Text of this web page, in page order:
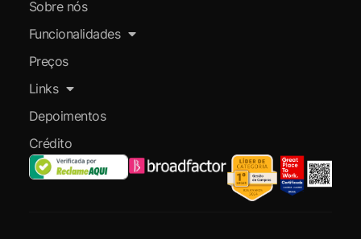
Sobre nós
Funcionalidades
Preços
Links
Depoimentos
Crédito